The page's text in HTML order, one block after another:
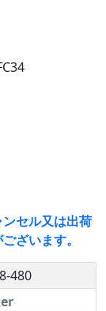
セル又は出荷
ざいます。
480